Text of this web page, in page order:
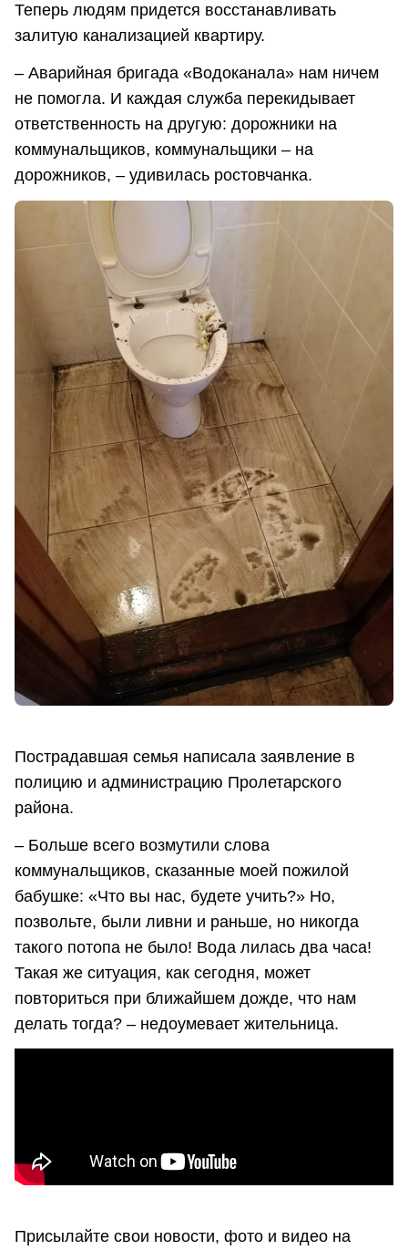
Теперь людям придется восстанавливать
залитую канализацией квартиру.
– Аварийная бригада «Водоканала» нам ничем
не помогла. И каждая служба перекидывает
ответственность на другую: дорожники на
коммунальщиков, коммунальщики – на
дорожников, – удивилась ростовчанка.
Пострадавшая семья написала заявление в
полицию и администрацию Пролетарского
района.
– Больше всего возмутили слова
коммунальщиков, сказанные моей пожилой
бабушке: «Что вы нас, будете учить?» Но,
позвольте, были ливни и раньше, но никогда
такого потопа не было! Вода лилась два часа!
Такая же ситуация, как сегодня, может
повториться при ближайшем дожде, что нам
делать тогда? – недоумевает жительница.
Присылайте свои новости, фото и видео на